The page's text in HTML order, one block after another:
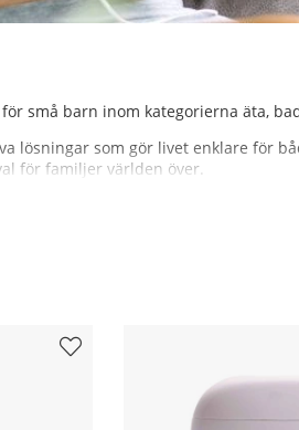
små barn inom kategorierna äta,
lösningar som gör livet enklare för
för familjer världen över.